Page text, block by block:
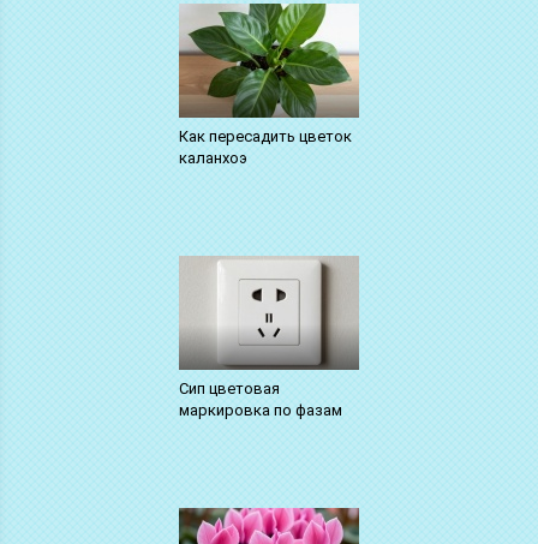
Как пересадить цветок
каланхоэ
Сип цветовая
маркировка по фазам